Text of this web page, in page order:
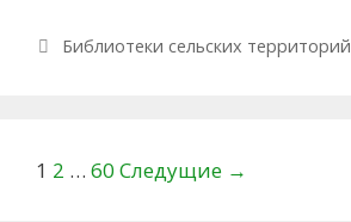
Рубрики
Библиотеки сельских территорий
Навигация по записям
1 2 … 60 Следущие →